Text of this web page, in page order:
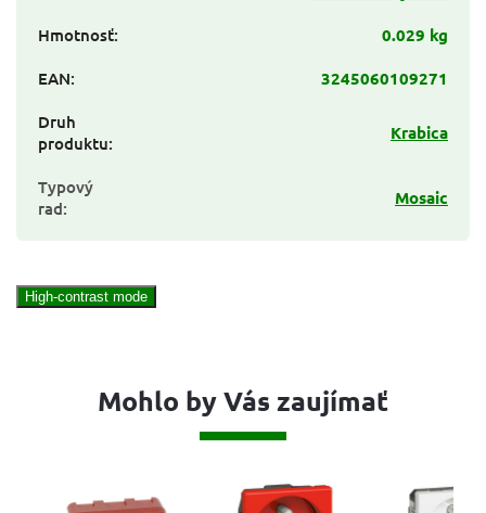
Hmotnosť:
0.029 kg
EAN:
3245060109271
Druh
produktu: Krabica
Typový
rad: Mosaic
High-contrast mode
Mohlo by Vás zaujímať